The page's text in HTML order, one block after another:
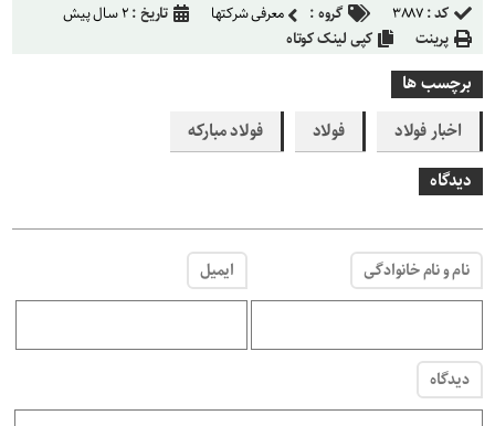
کد :۳۸۸۷ گروه : معرفی شرکتها تاریخ :۲ سال پیش
پرینت
کپی لینک کوتاه
برچسب ها
اخبار فولاد
فولاد
فولاد مبارکه
دیدگاه
نام و نام خانوادگی ایمیل
دیدگاه